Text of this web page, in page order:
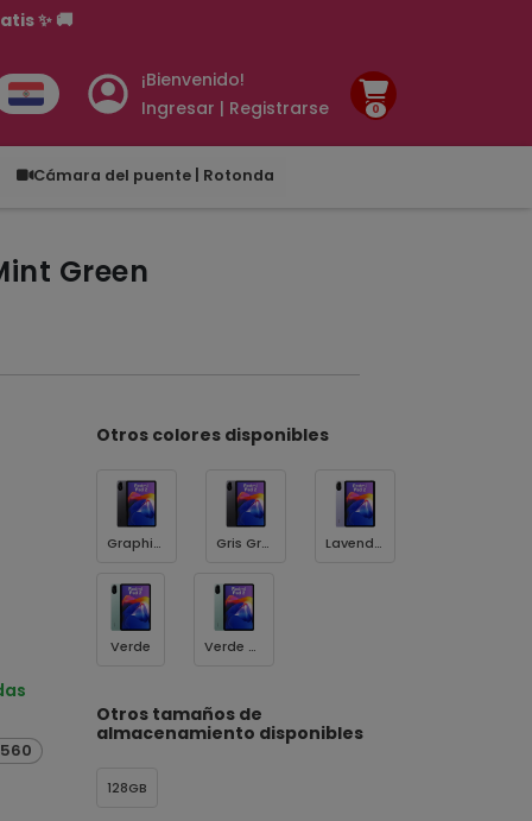
¡Bienvenido!
Ingresar | Registrarse
0
Cámara del puente | Rotonda
Green
Otros colores disponibles
Graphite Gray Gris Grafito Lavender Purple
Verde Verde Menta
Otros tamaños de
almacenamiento disponibles
128GB